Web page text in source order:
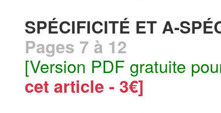
SPÉCIFICITÉ ET A-
Pages 7 à 12
[Version PDF gratuite
cet article - 3€]